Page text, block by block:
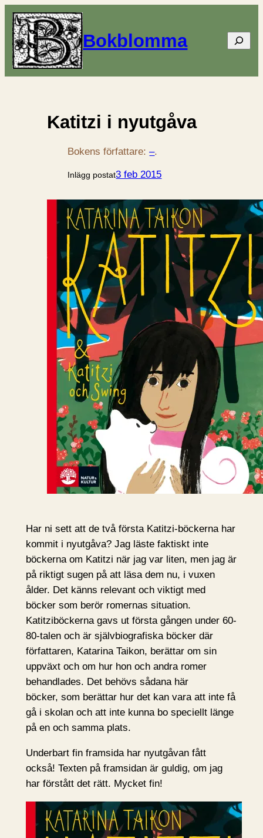
Bokblomma Sök
Katitzi i nyutgåva
Bokens författare:–.
Inlägg postat3 feb 2015
Har ni sett att de två första Katitzi-böckerna har
kommit i nyutgåva? Jag läste faktiskt inte
böckerna om Katitzi när jag var liten, men jag är
på riktigt sugen på att läsa dem nu, i vuxen
ålder. Det känns relevant och viktigt med
böcker som berör romernas situation.
Katitziböckerna gavs ut första gången under 60-
80-talen och är självbiografiska böcker där
författaren, Katarina Taikon, berättar om sin
uppväxt och om hur hon och andra romer
behandlades. Det behövs sådana här
böcker, som berättar hur det kan vara att inte få
gå i skolan och att inte kunna bo speciellt länge
på en och samma plats.
Underbart fin framsida har nyutgåvan fått
också! Texten på framsidan är guldig, om jag
har förstått det rätt. Mycket fin!